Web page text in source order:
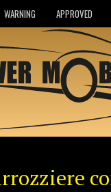
WARNING APPROVED